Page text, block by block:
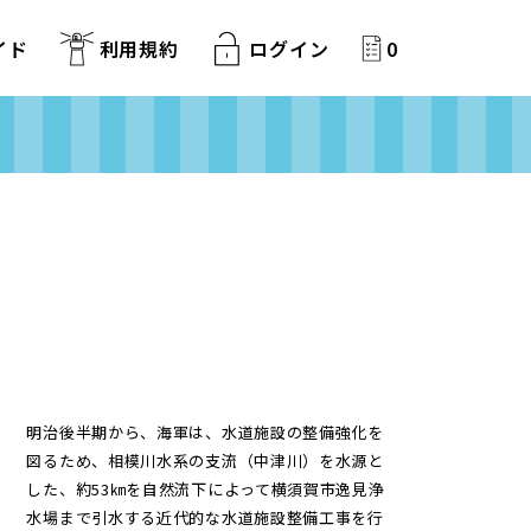
ド 利用規約 ログイン 0
明治後半期から、海軍は、水道施設の整備強化を
図るため、相模川水系の支流（中津川）を水源と
した、約53㎞を自然流下によって横須賀市逸見浄
水場まで引水する近代的な水道施設整備工事を行